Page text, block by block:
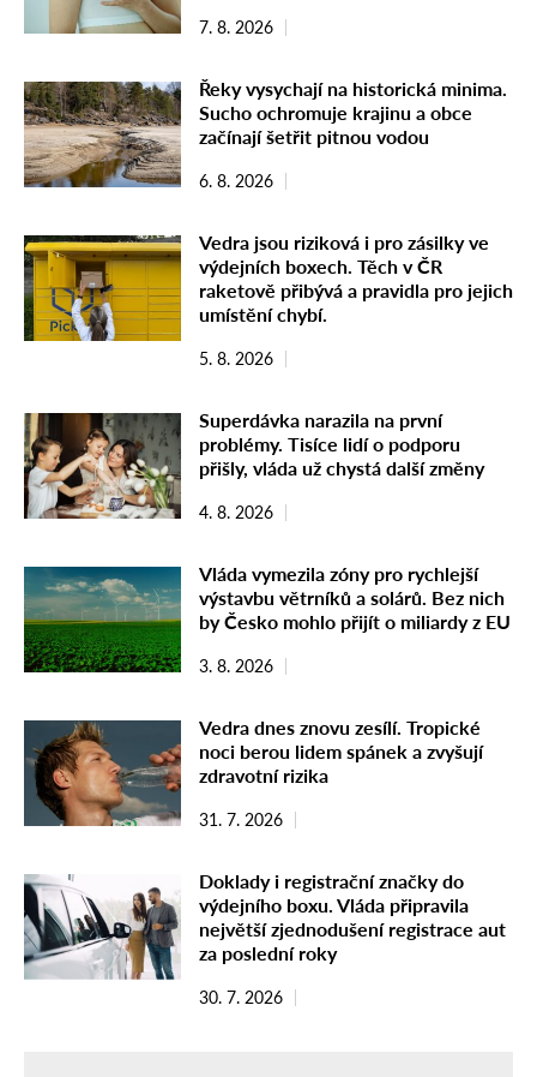
7. 8. 2026
Řeky vysychají na historická minima.
Sucho ochromuje krajinu a obce
začínají šetřit pitnou vodou
6. 8. 2026
Vedra jsou riziková i pro zásilky ve
výdejních boxech. Těch v ČR
raketově přibývá a pravidla pro jejich
umístění chybí.
5. 8. 2026
Superdávka narazila na první
problémy. Tisíce lidí o podporu
přišly, vláda už chystá další změny
4. 8. 2026
Vláda vymezila zóny pro rychlejší
výstavbu větrníků a solárů. Bez nich
by Česko mohlo přijít o miliardy z EU
3. 8. 2026
Vedra dnes znovu zesílí. Tropické
noci berou lidem spánek a zvyšují
zdravotní rizika
31. 7. 2026
Doklady i registrační značky do
výdejního boxu. Vláda připravila
největší zjednodušení registrace aut
za poslední roky
30. 7. 2026